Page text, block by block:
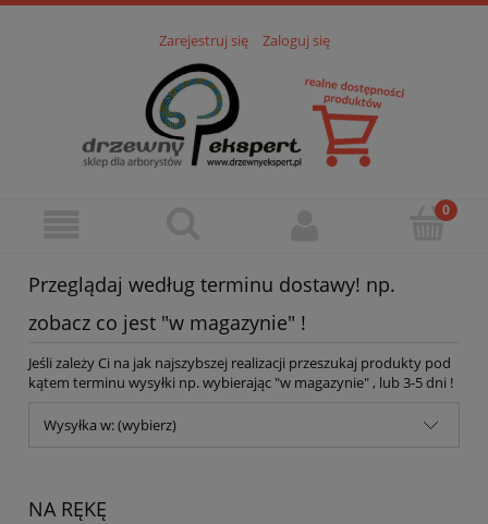
Zarejestruj się Zaloguj się
Przeglądaj według terminu dostawy! np.
zobacz co jest "w magazynie" !
Jeśli zależy Ci na jak najszybszej realizacji przeszukaj produkty pod
kątem terminu wysyłki np. wybierając "w magazynie" , lub 3-5 dni !
Wysyłka w: (wybierz)
NA RĘKĘ